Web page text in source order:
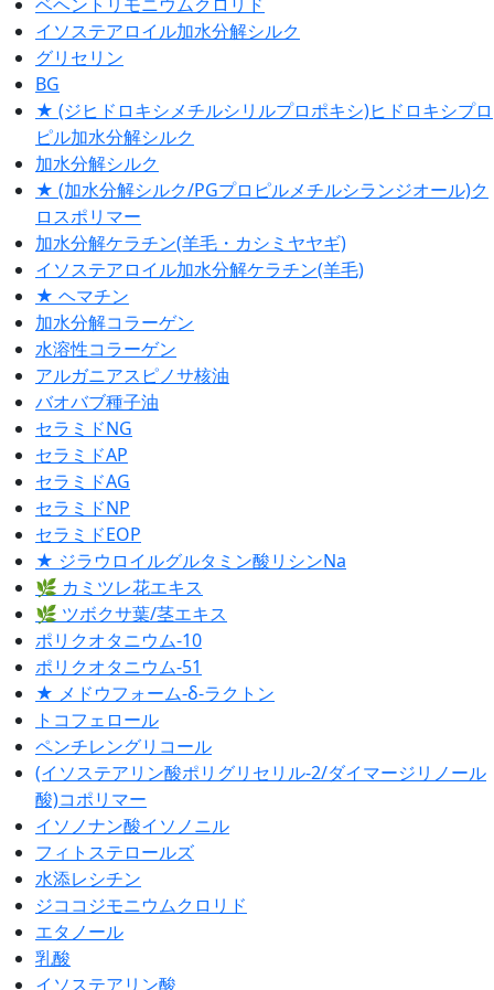
イソステアロイル加水分解シルク
グリセリン
BG
★ (ジヒドロキシメチルシリルプロポキシ)ヒドロキシプロ
ピル加水分解シルク
加水分解シルク
★ (加水分解シルク/PGプロピルメチルシランジオール)ク
ロスポリマー
加水分解ケラチン(羊毛・カシミヤヤギ)
イソステアロイル加水分解ケラチン(羊毛)
★ ヘマチン
加水分解コラーゲン
水溶性コラーゲン
アルガニアスピノサ核油
バオバブ種子油
セラミドNG
セラミドAP
セラミドAG
セラミドNP
セラミドEOP
★ ジラウロイルグルタミン酸リシンNa
🌿 カミツレ花エキス
🌿 ツボクサ葉/茎エキス
ポリクオタニウム-10
ポリクオタニウム-51
★ メドウフォーム-δ-ラクトン
トコフェロール
ペンチレングリコール
(イソステアリン酸ポリグリセリル-2/ダイマージリノール
酸)コポリマー
イソノナン酸イソノニル
フィトステロールズ
水添レシチン
ジココジモニウムクロリド
エタノール
乳酸
イソステアリン酸